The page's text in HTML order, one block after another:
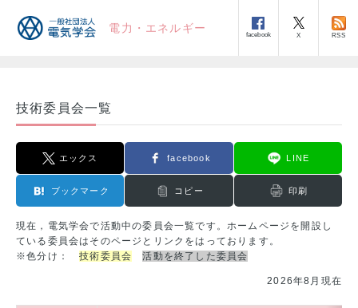
電力・エネルギー
facebook X RSS
技術委員会一覧
エックス facebook LINE
ブックマーク コピー 印刷
現在，電気学会で活動中の委員会一覧です。ホームページを開設し
ている委員会はそのページとリンクをはっております。
※色分け：技術委員会 活動を終了した委員会
2026年8月現在